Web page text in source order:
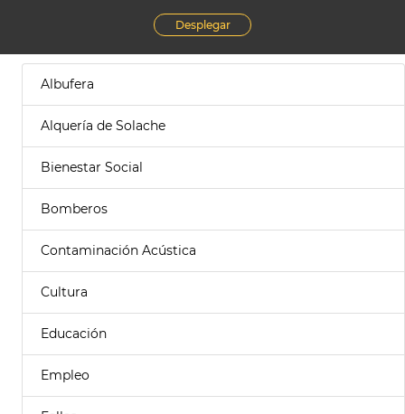
Desplegar
Albufera
Alquería de Solache
Bienestar Social
Bomberos
Contaminación Acústica
Cultura
Educación
Empleo